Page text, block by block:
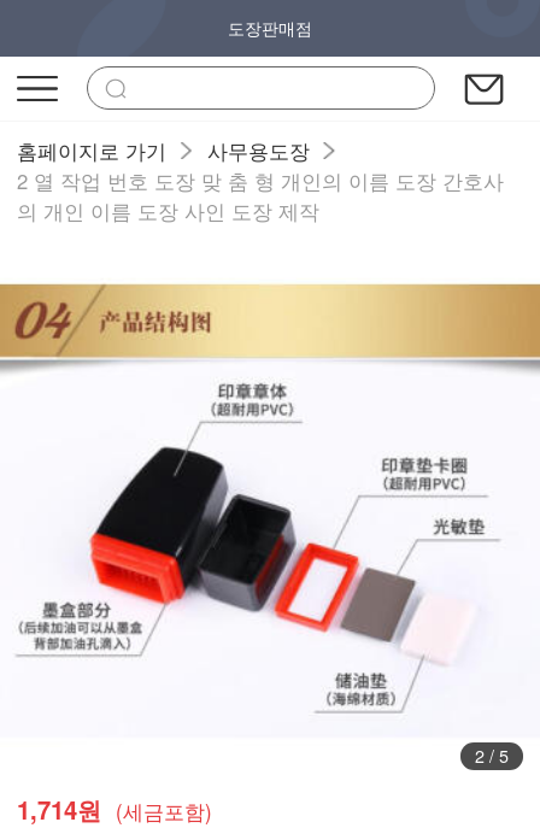
도장판매점
홈페이지로 가기
사무용도장
2 열 작업 번호 도장 맞 춤 형 개인의 이름 도장 간호사
의 개인 이름 도장 사인 도장 제작
2/ 5
1,714원 (세금포함)